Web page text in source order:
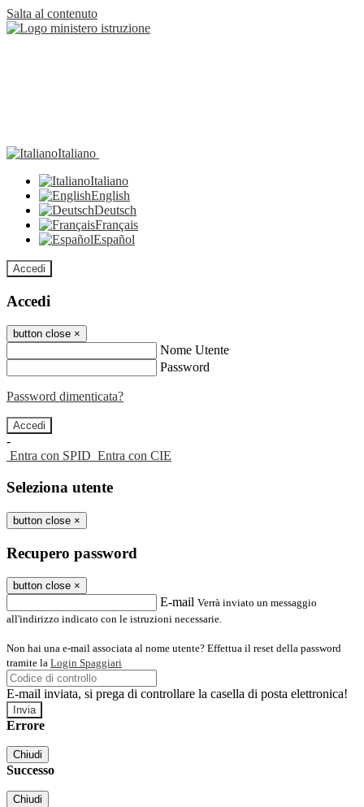
Salta al contenuto
Italiano
Italiano
English
Deutsch
Français
Español
Accedi
Accedi
button close ×
Nome Utente
Password
Password dimenticata?
-
Entra con SPID Entra con CIE
Seleziona utente
button close ×
Recupero password
button close ×
E-mail Verrà inviato un messaggio
all'indirizzo indicato con le istruzioni necessarie.
Non hai una e-mail associata al nome utente? Effettua il reset della password
tramite la Login Spaggiari
E-mail inviata, si prega di controllare la casella di posta elettronica!
Errore
Chiudi
Successo
Chiudi